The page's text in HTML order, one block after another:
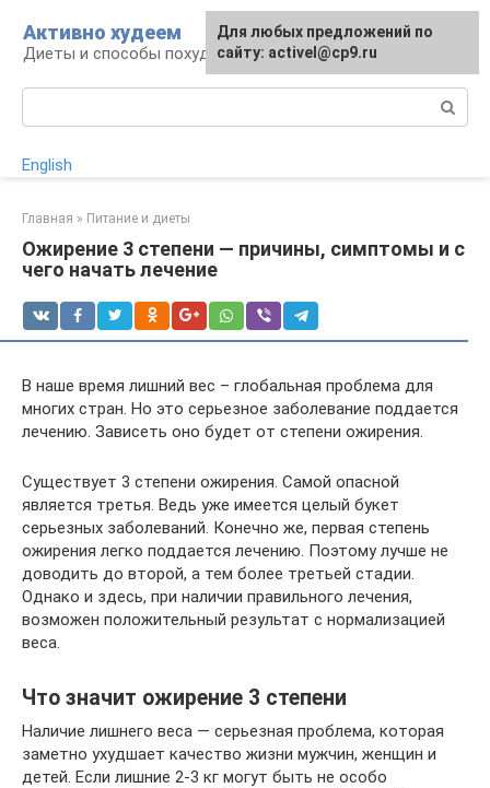
контенту
Активно худеем
Диеты и способы похудения
English
Главная » Питание и диеты
Ожирение 3 степени — причины, симптомы и с
чего начать лечение
В наше время лишний вес – глобальная проблема для
многих стран. Но это серьезное заболевание поддается
лечению. Зависеть оно будет от степени ожирения.
Существует 3 степени ожирения. Самой опасной
является третья. Ведь уже имеется целый букет
серьезных заболеваний. Конечно же, первая степень
ожирения легко поддается лечению. Поэтому лучше не
доводить до второй, а тем более третьей стадии.
Однако и здесь, при наличии правильного лечения,
возможен положительный результат с нормализацией
веса.
Что значит ожирение 3 степени
Наличие лишнего веса — серьезная проблема, которая
заметно ухудшает качество жизни мужчин, женщин и
детей. Если лишние 2-3 кг могут быть не особо
Для любых предложений по
сайту: activel@cp9.ru